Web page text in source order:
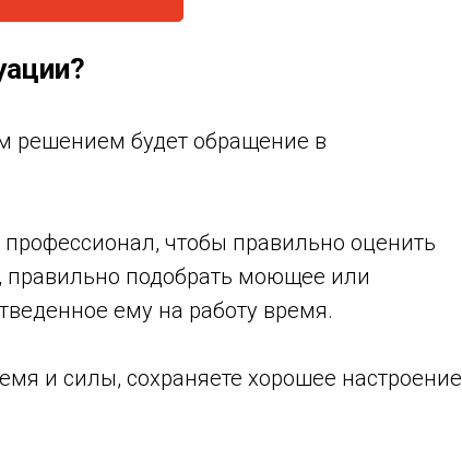
решением будет обращение в
чтобы правильно оценить
правильно подобрать моющее или
ему на работу время.
и силы, сохраняете хорошее настроение